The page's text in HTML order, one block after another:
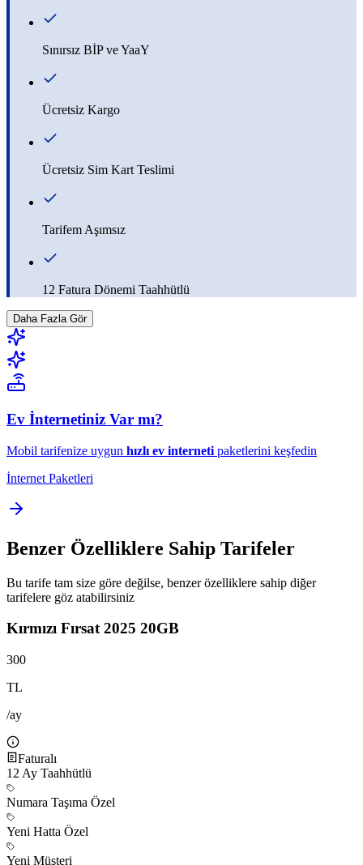
Sınırsız BİP ve YaaY
Ücretsiz Kargo
Ücretsiz Sim Kart Teslimi
Tarifem Aşımsız
12 Fatura Dönemi Taahhütlü
Daha Fazla Gör
Ev İnternetiniz Var mı?
Mobil tarifenize uygun hızlı ev interneti paketlerini keşfedin
İnternet Paketleri
Benzer Özelliklere Sahip Tarifeler
Bu tarife tam size göre değilse, benzer özelliklere sahip diğer
tarifelere göz atabilirsiniz
Kırmızı Fırsat 2025 20GB
300
TL
/ay
Faturalı
12 Ay Taahhütlü
Numara Taşıma Özel
Yeni Hatta Özel
Yeni Müşteri